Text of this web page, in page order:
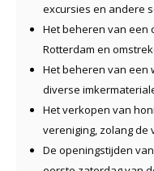
excursies en andere
Het beheren van een
Rotterdam en
Het beheren van een
diverse
Het verkopen van
vereniging, zolang de
De openingstijden